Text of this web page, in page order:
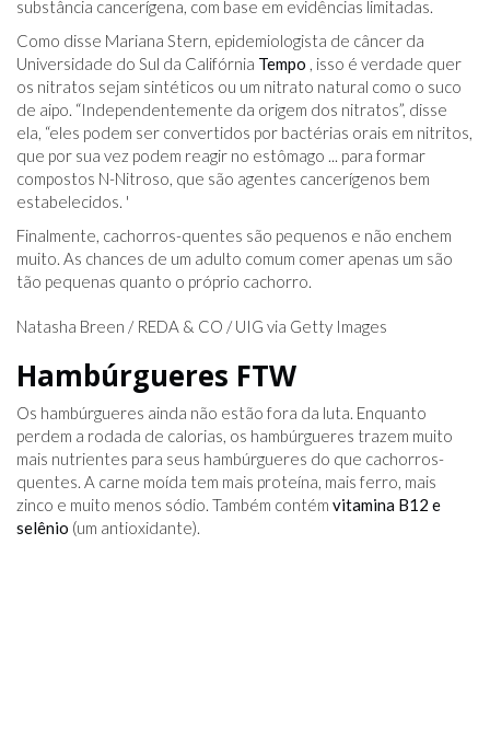
substância cancerígena, com base em evidências limitadas.
Como disse Mariana Stern, epidemiologista de câncer da
Universidade do Sul da Califórnia Tempo , isso é verdade quer
os nitratos sejam sintéticos ou um nitrato natural como o suco
de aipo. “Independentemente da origem dos nitratos”, disse
ela, “eles podem ser convertidos por bactérias orais em nitritos,
que por sua vez podem reagir no estômago ... para formar
compostos N-Nitroso, que são agentes cancerígenos bem
estabelecidos. '
Finalmente, cachorros-quentes são pequenos e não enchem
muito. As chances de um adulto comum comer apenas um são
tão pequenas quanto o próprio cachorro.
Natasha Breen / REDA & CO / UIG via Getty Images
Hambúrgueres FTW
Os hambúrgueres ainda não estão fora da luta. Enquanto
perdem a rodada de calorias, os hambúrgueres trazem muito
mais nutrientes para seus hambúrgueres do que cachorros-
quentes. A carne moída tem mais proteína, mais ferro, mais
zinco e muito menos sódio. Também contém vitamina B12 e
selênio (um antioxidante).